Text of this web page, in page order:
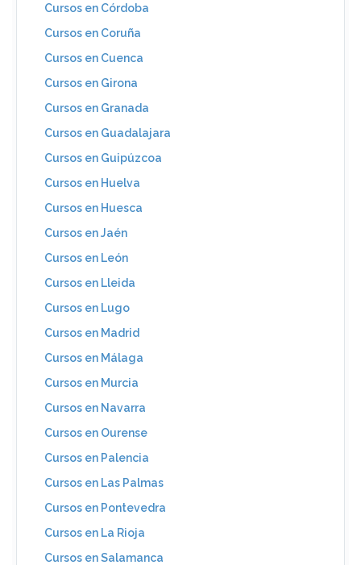
Cursos en Córdoba
Cursos en Coruña
Cursos en Cuenca
Cursos en Girona
Cursos en Granada
Cursos en Guadalajara
Cursos en Guipúzcoa
Cursos en Huelva
Cursos en Huesca
Cursos en Jaén
Cursos en León
Cursos en Lleida
Cursos en Lugo
Cursos en Madrid
Cursos en Málaga
Cursos en Murcia
Cursos en Navarra
Cursos en Ourense
Cursos en Palencia
Cursos en Las Palmas
Cursos en Pontevedra
Cursos en La Rioja
Cursos en Salamanca